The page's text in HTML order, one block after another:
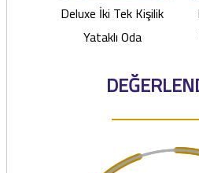
Deluxe İki Tek Kişilik
Yataklı Oda